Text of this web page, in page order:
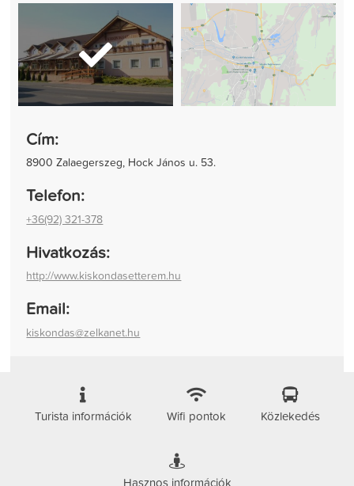
Cím:
8900 Zalaegerszeg, Hock János u. 53.
Telefon:
+36(92) 321-378
Hivatkozás:
http://www.kiskondasetterem.hu
Email:
kiskondas@zelkanet.hu
Turista információk Wifi pontok Közlekedés
Hasznos információk